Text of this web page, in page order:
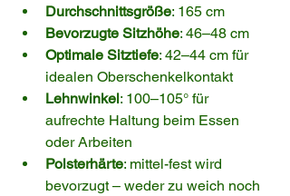
Durchschnittsgröße: 165 cm
Bevorzugte Sitzhöhe: 46–48 cm
Optimale Sitztiefe: 42–44 cm für
idealen Oberschenkelkontakt
Lehnwinkel: 100–105° für
aufrechte Haltung beim Essen
oder Arbeiten
Polsterhärte: mittel-fest wird
bevorzugt – weder zu weich noch